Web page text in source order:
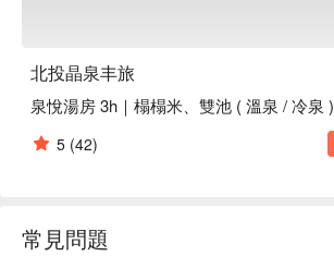
北投晶泉丰旅
泉悅湯房 3h｜榻榻米、雙池 ( 溫泉 / 冷泉 )
5 (42)
常見問題